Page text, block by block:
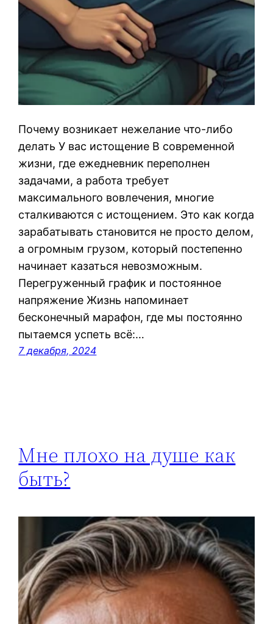
Почему возникает нежелание что-либо
делать У вас истощение В современной
жизни, где ежедневник переполнен
задачами, а работа требует
максимального вовлечения, многие
сталкиваются с истощением. Это как когда
зарабатывать становится не просто делом,
а огромным грузом, который постепенно
начинает казаться невозможным.
Перегруженный график и постоянное
напряжение Жизнь напоминает
бесконечный марафон, где мы постоянно
пытаемся успеть всё:…
7 декабря, 2024
Мне плохо на душе как
быть?